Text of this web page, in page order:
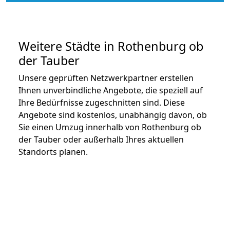
Weitere Städte in Rothenburg ob
der Tauber
Unsere geprüften Netzwerkpartner erstellen
Ihnen unverbindliche Angebote, die speziell auf
Ihre Bedürfnisse zugeschnitten sind. Diese
Angebote sind kostenlos, unabhängig davon, ob
Sie einen Umzug innerhalb von Rothenburg ob
der Tauber oder außerhalb Ihres aktuellen
Standorts planen.